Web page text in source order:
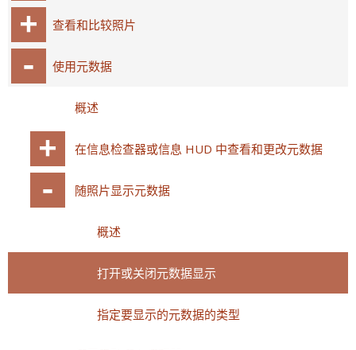
查看和比较照片
使用元数据
概述
在信息检查器或信息 HUD 中查看和更改元数据
随照片显示元数据
概述
打开或关闭元数据显示
指定要显示的元数据的类型